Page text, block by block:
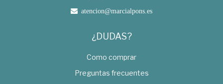
atencion@marcialpons.es
¿DUDAS?
Como comprar
Preguntas frecuentes